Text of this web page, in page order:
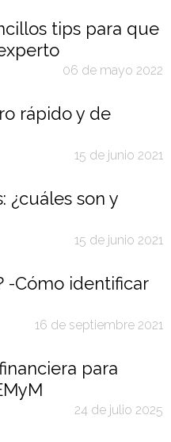
tips para que
06 de mayo 2022
rápido y de
15 de junio 2021
¿cuáles son y
15 de junio 2021
-Cómo identificar
16 de septiembre 2021
para
24 de julio 2025